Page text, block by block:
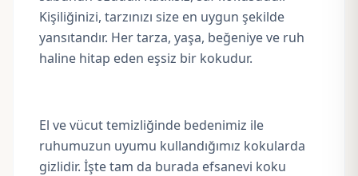
Kişiliğinizi, tarzınızı size en uygun şekilde
yansıtandır. Her tarza, yaşa, beğeniye ve ruh
haline hitap eden eşsiz bir kokudur.
El ve vücut temizliğinde bedenimiz ile
ruhumuzun uyumu kullandığımız kokularda
gizlidir. İşte tam da burada efsanevi koku